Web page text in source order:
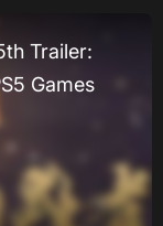
Trailer:
Games